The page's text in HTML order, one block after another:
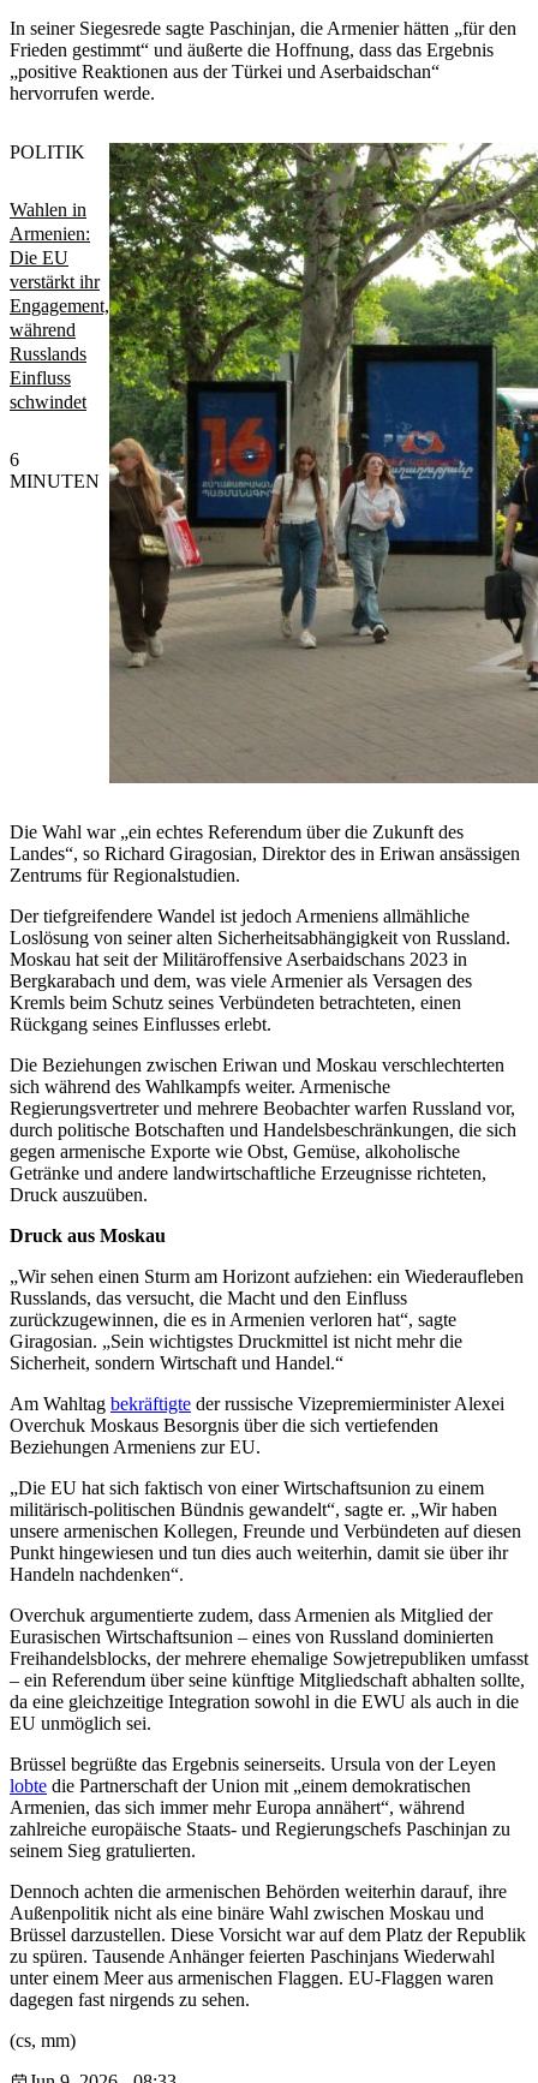
In seiner Siegesrede sagte Paschinjan, die Armenier hätten „für den
Frieden gestimmt“ und äußerte die Hoffnung, dass das Ergebnis
„positive Reaktionen aus der Türkei und Aserbaidschan“
hervorrufen werde.
Wahlen in
Armenien:
Die EU
verstärkt ihr
Engagement,
während
Russlands
Einfluss
schwindet
POLITIK
6
MINUTEN
Die Wahl war „ein echtes Referendum über die Zukunft des
Landes“, so Richard Giragosian, Direktor des in Eriwan ansässigen
Zentrums für Regionalstudien.
Der tiefgreifendere Wandel ist jedoch Armeniens allmähliche
Loslösung von seiner alten Sicherheitsabhängigkeit von Russland.
Moskau hat seit der Militäroffensive Aserbaidschans 2023 in
Bergkarabach und dem, was viele Armenier als Versagen des
Kremls beim Schutz seines Verbündeten betrachteten, einen
Rückgang seines Einflusses erlebt.
Die Beziehungen zwischen Eriwan und Moskau verschlechterten
sich während des Wahlkampfs weiter. Armenische
Regierungsvertreter und mehrere Beobachter warfen Russland vor,
durch politische Botschaften und Handelsbeschränkungen, die sich
gegen armenische Exporte wie Obst, Gemüse, alkoholische
Getränke und andere landwirtschaftliche Erzeugnisse richteten,
Druck auszuüben.
Druck aus Moskau
„Wir sehen einen Sturm am Horizont aufziehen: ein Wiederaufleben
Russlands, das versucht, die Macht und den Einfluss
zurückzugewinnen, die es in Armenien verloren hat“, sagte
Giragosian. „Sein wichtigstes Druckmittel ist nicht mehr die
Sicherheit, sondern Wirtschaft und Handel.“
Am Wahltag bekräftigte der russische Vizepremierminister Alexei
Overchuk Moskaus Besorgnis über die sich vertiefenden
Beziehungen Armeniens zur EU.
„Die EU hat sich faktisch von einer Wirtschaftsunion zu einem
militärisch-politischen Bündnis gewandelt“, sagte er. „Wir haben
unsere armenischen Kollegen, Freunde und Verbündeten auf diesen
Punkt hingewiesen und tun dies auch weiterhin, damit sie über ihr
Handeln nachdenken“.
Overchuk argumentierte zudem, dass Armenien als Mitglied der
Eurasischen Wirtschaftsunion – eines von Russland dominierten
Freihandelsblocks, der mehrere ehemalige Sowjetrepubliken umfasst
– ein Referendum über seine künftige Mitgliedschaft abhalten sollte,
da eine gleichzeitige Integration sowohl in die EWU als auch in die
EU unmöglich sei.
Brüssel begrüßte das Ergebnis seinerseits. Ursula von der Leyen
lobte die Partnerschaft der Union mit „einem demokratischen
Armenien, das sich immer mehr Europa annähert“, während
zahlreiche europäische Staats- und Regierungschefs Paschinjan zu
seinem Sieg gratulierten.
Dennoch achten die armenischen Behörden weiterhin darauf, ihre
Außenpolitik nicht als eine binäre Wahl zwischen Moskau und
Brüssel darzustellen. Diese Vorsicht war auf dem Platz der Republik
zu spüren. Tausende Anhänger feierten Paschinjans Wiederwahl
unter einem Meer aus armenischen Flaggen. EU-Flaggen waren
dagegen fast nirgends zu sehen.
(cs, mm)